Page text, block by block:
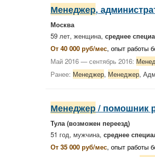
Менеджер,
Москва
59 лет, женщина, среднее
От 40 000 руб/мес, опыт работы
Май 2016 — сентябрь 2016:
Ранее: Менеджер, Менеджер,
Менеджер / помошник
Тула(возможен переезд)
51 год, мужчина, среднее
От 35 000 руб/мес, опыт работы